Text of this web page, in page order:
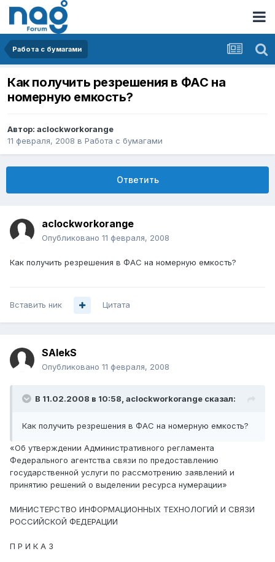
Работа с бумагами
Как получить резрешения в ФАС на
номерную емкость?
Автор: aclockworkorange
11 февраля, 2008 в Работа с бумагами
Ответить
aclockworkorange
Опубликовано 11 февраля, 2008
Как получить резрешения в ФАС на номерную емкость?
Вставить ник Цитата
SAlekS
Опубликовано 11 февраля, 2008
В 11.02.2008 в 10:58, aclockworkorange сказал:
Как получить резрешения в ФАС на номерную емкость?
«Об утверждении Административного регламента
Федерального агентства связи по предоставлению
государственной услуги по рассмотрению заявлений и
принятию решений о выделении ресурса нумерации»
МИНИСТЕРСТВО ИНФОРМАЦИОННЫХ ТЕХНОЛОГИЙ И СВЯЗИ
РОССИЙСКОЙ ФЕДЕРАЦИИ
П Р И К А З